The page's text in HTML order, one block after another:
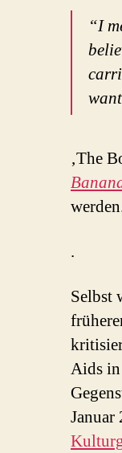
“I
‚The
.
Selbst
Aids in